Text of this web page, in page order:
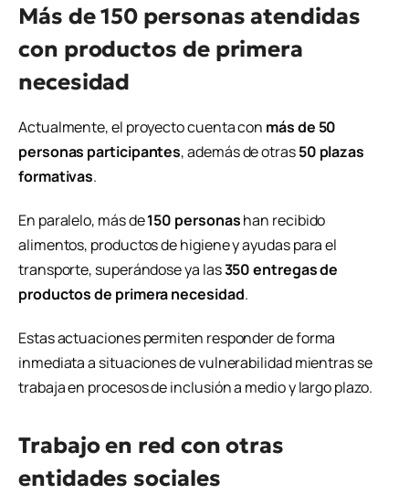
Más de 150 personas atendidas
con productos de primera
necesidad
Actualmente, el proyecto cuenta con más de 50
personas participantes, además de otras50 plazas
formativas.
En paralelo, más de150 personashan recibido
alimentos, productos de higiene y ayudas para el
transporte, superándose ya las350 entregas de
productos de primera necesidad.
Estas actuaciones permiten responder de forma
inmediata a situaciones de vulnerabilidad mientras se
trabaja en procesos de inclusión a medio y largo plazo.
Trabajo en red con otras
entidades sociales